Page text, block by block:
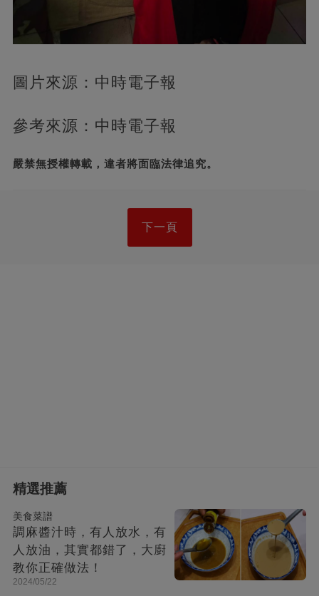
圖片來源：中時電子報
參考來源：中時電子報
嚴禁無授權轉載，違者將面臨法律追究。
下一頁
精選推薦
美食菜譜
調麻醬汁時，有人放水，有
人放油，其實都錯了，大廚
教你正確做法！
2024/05/22